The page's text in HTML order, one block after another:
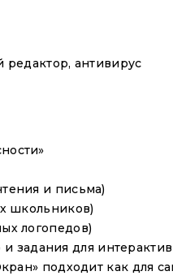
Телефон
антивирус
и письма)
школьников)
логопедов)
задания для
подходит как для